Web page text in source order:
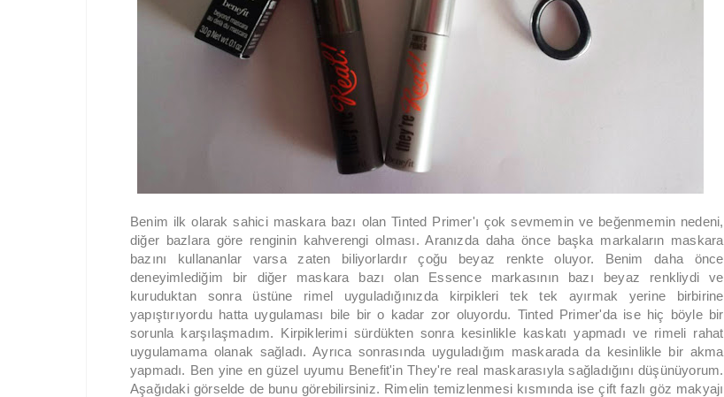
Benim ilk olarak sahici maskara bazı olan Tinted Primer'ı çok sevmemin ve beğenmemin nedeni,
diğer bazlara göre renginin kahverengi olması. Aranızda daha önce başka markaların maskara
bazını kullananlar varsa zaten biliyorlardır çoğu beyaz renkte oluyor. Benim daha önce
deneyimlediğim bir diğer maskara bazı olan Essence markasının bazı beyaz renkliydi ve
kuruduktan sonra üstüne rimel uyguladığınızda kirpikleri tek tek ayırmak yerine birbirine
yapıştırıyordu hatta uygulaması bile bir o kadar zor oluyordu. Tinted Primer'da ise hiç böyle bir
sorunla karşılaşmadım. Kirpiklerimi sürdükten sonra kesinlikle kaskatı yapmadı ve rimeli rahat
uygulamama olanak sağladı. Ayrıca sonrasında uyguladığım maskarada da kesinlikle bir akma
yapmadı. Ben yine en güzel uyumu Benefit'in They're real maskarasıyla sağladığını düşünüyorum.
Aşağıdaki görselde de bunu görebilirsiniz. Rimelin temizlenmesi kısmında ise çift fazlı göz makyajı